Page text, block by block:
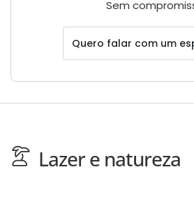
Sem
Quero falar com um
Lazer e natureza